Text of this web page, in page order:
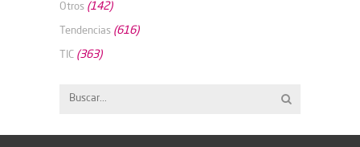
Otros (142)
Tendencias (616)
TIC (363)